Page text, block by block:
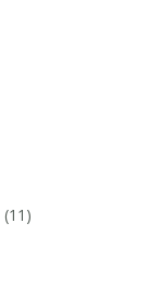
(11)